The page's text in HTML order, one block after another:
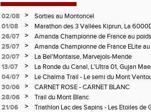
02/08 >
Sorties au Montoncel
01/08
>
Marathon des 3 Vallées Kiprun, La
Verticale d'Orcières, St Augustin
26/07 >
Amanda Championne de France au poids
25/07
>
Amanda Championne de France ELite
20/07
>
La Bel'Montaise, Marvejols-Mende
13/07
>
La Ronde du Canal, L'Ultra 01, Gujan
04/07
>
Le Chalma Trail - Le semi du Mont
Cublize - Les Passerelles de Monteynard
Pralognon La Vanoise
30/06 >
CARNET ROSE - CARNET BLANC
28/06
>
Trail du Mont Blanc
21/06
>
Triathlon Lac des Sapins - Les Etoiles de